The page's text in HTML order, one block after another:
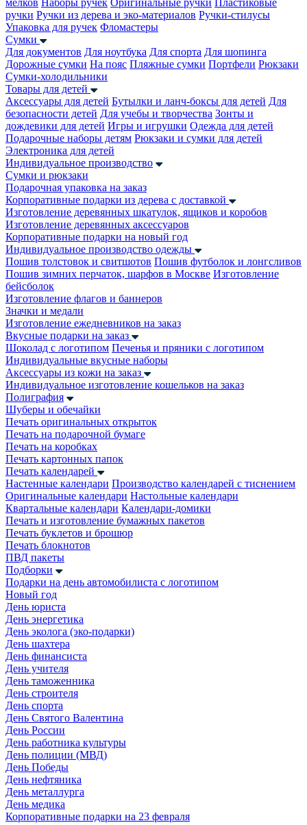
мелков Наборы ручек Оригинальные ручки Пластиковые
ручки Ручки из дерева и эко-материалов Ручки-стилусы
Упаковка для ручек Фломастеры
Сумки
Для документов Для ноутбука Для спорта Для шопинга
Дорожные сумки На пояс Пляжные сумки Портфели Рюкзаки
Сумки-холодильники
Товары для детей
Аксессуары для детей Бутылки и ланч-боксы для детей Для
безопасности детей Для учебы и творчества Зонты и
дождевики для детей Игры и игрушки Одежда для детей
Подарочные наборы детям Рюкзаки и сумки для детей
Электроника для детей
Индивидуальное производство
Сумки и рюкзаки
Подарочная упаковка на заказ
Корпоративные подарки из дерева с доставкой
Изготовление деревянных шкатулок, ящиков и коробов
Изготовление деревянных аксессуаров
Корпоративные подарки на новый год
Индивидуальное производство одежды
Пошив толстовок и свитшотов Пошив футболок и лонгсливов
Пошив зимних перчаток, шарфов в Москве Изготовление
бейсболок
Изготовление флагов и баннеров
Значки и медали
Изготовление ежедневников на заказ
Вкусные подарки на заказ
Шоколад с логотипом Печенья и пряники с логотипом
Индивидуальные вкусные наборы
Аксессуары из кожи на заказ
Индивидуальное изготовление кошельков на заказ
Полиграфия
Шуберы и обечайки
Печать оригинальных открыток
Печать на подарочной бумаге
Печать на коробках
Печать картонных папок
Печать календарей
Настенные календари Производство календарей с тиснением
Оригинальные календари Настольные календари
Квартальные календари Календари-домики
Печать и изготовление бумажных пакетов
Печать буклетов и брошюр
Печать блокнотов
ПВД пакеты
Подборки
Подарки на день автомобилиста с логотипом
Новый год
День юриста
День энергетика
День эколога (эко-подарки)
День шахтера
День финансиста
День учителя
День таможенника
День строителя
День спорта
День Святого Валентина
День России
День работника культуры
День полиции (МВД)
День Победы
День нефтяника
День металлурга
День медика
Корпоративные подарки на 23 февраля